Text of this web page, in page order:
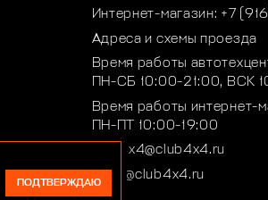
Интернет-магазин: +7
Адреса и схемы проезда
Время работы
ПН-СБ 10:00-21:00, ВСК
Время работы интернет-
ПН-ПТ 10:00-19:00
club4x4@club4x4.ru
shop@club4x4.ru
ПОДТВЕРЖДАЮ